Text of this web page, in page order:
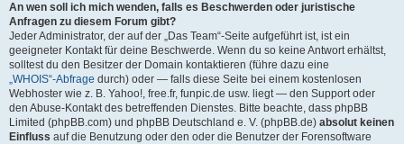
An wen soll ich mich wenden, falls es Beschwerden oder juristische
Anfragen zu diesem Forum gibt?
Jeder Administrator, der auf der „Das Team“-Seite aufgeführt ist, ist ein
geeigneter Kontakt für deine Beschwerde. Wenn du so keine Antwort erhältst,
solltest du den Besitzer der Domain kontaktieren (führe dazu eine
„WHOIS“-Abfrage durch) oder — falls diese Seite bei einem kostenlosen
Webhoster wie z. B. Yahoo!, free.fr, funpic.de usw. liegt — den Support oder
den Abuse-Kontakt des betreffenden Dienstes. Bitte beachte, dass phpBB
Limited (phpBB.com) und phpBB Deutschland e. V. (phpBB.de) absolut keinen
Einfluss auf die Benutzung oder den oder die Benutzer der Forensoftware